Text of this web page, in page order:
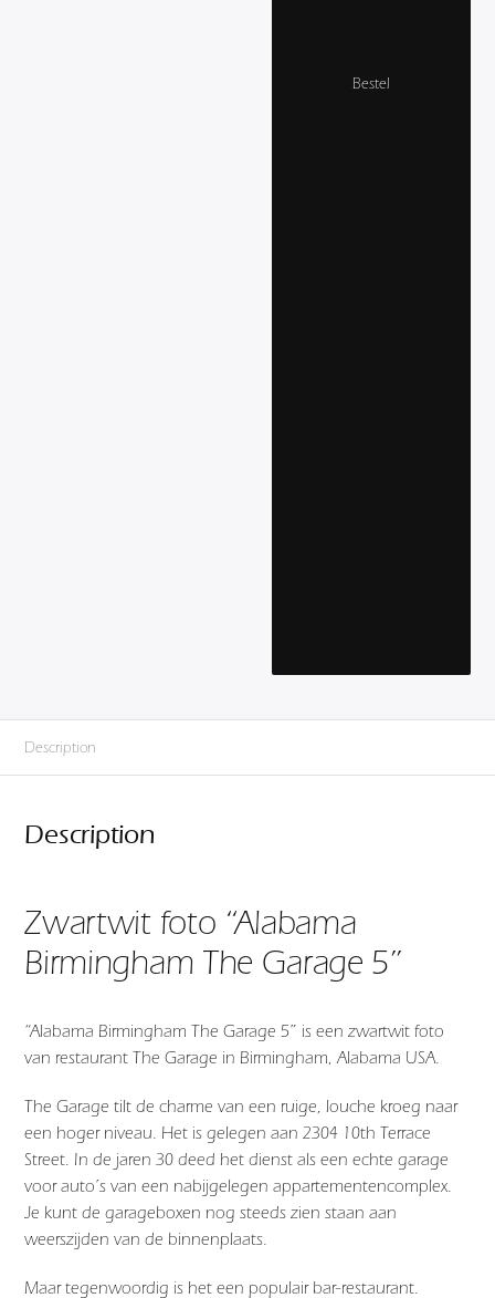
Bestel
Description
Description
Zwartwit foto “Alabama
Birmingham The Garage 5”
“Alabama Birmingham The Garage 5” is een zwartwit foto
van restaurant The Garage in Birmingham, Alabama USA.
The Garage tilt de charme van een ruige, louche kroeg naar
een hoger niveau. Het is gelegen aan 2304 10th Terrace
Street. In de jaren 30 deed het dienst als een echte garage
voor auto’s van een nabijgelegen appartementencomplex.
Je kunt de garageboxen nog steeds zien staan ​​aan
weerszijden van de binnenplaats.
Maar tegenwoordig is het een populair bar-restaurant.